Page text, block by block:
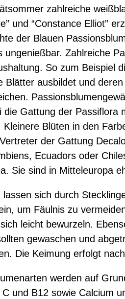
zahlreiche
und “Constance Elliot”
der Blauen
ungenießbar. Zahlreiche
So zum Beispiel
Blätter ausbildet und
die Gattung der Passiflora
Kleinere Blüten in den
der Gattung
Ecuadors oder
Sie sind in Mitteleuropa
lassen sich durch
um Fäulnis zu
leicht bewurzeln.
gewaschen und
Die Keimung erfolgt
werden auf
und B12 sowie Calcium